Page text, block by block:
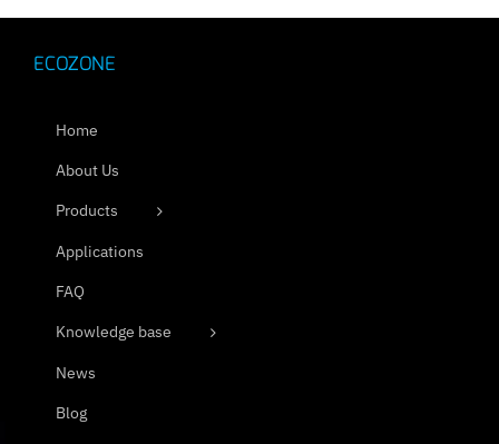
ECOZONE
Home
About Us
Products
Applications
FAQ
Knowledge base
News
Blog